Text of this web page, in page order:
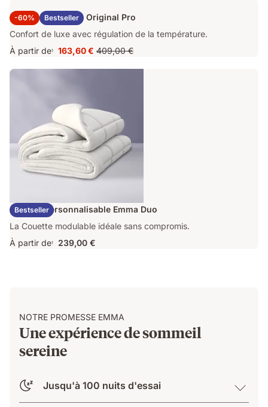
-60% Bestseller
Surmatelas Emma Original Pro
Confort de luxe avec régulation de la température.
À partir de1
Prix
163,60 €
163,60 € Prix
d'origine
409,00 €
Bestseller
Couette Personnalisable Emma Duo
La Couette modulable idéale sans compromis.
À partir de1 239,00 €
NOTRE PROMESSE EMMA
Une expérience de sommeil
sereine
Jusqu'à 100 nuits d'essai